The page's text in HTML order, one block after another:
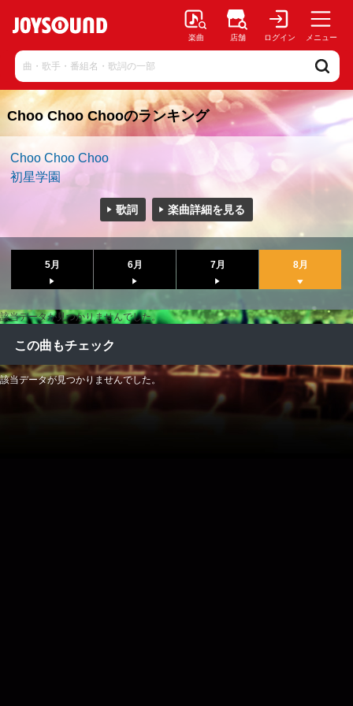
楽曲 店舗 ログイン メニュー
Choo Choo Chooのランキング
Choo Choo Choo
初星学園
歌詞 楽曲詳細を見る
5月 6月 7月 8月
該当データが見つかりませんでした。
この曲もチェック
該当データが見つかりませんでした。